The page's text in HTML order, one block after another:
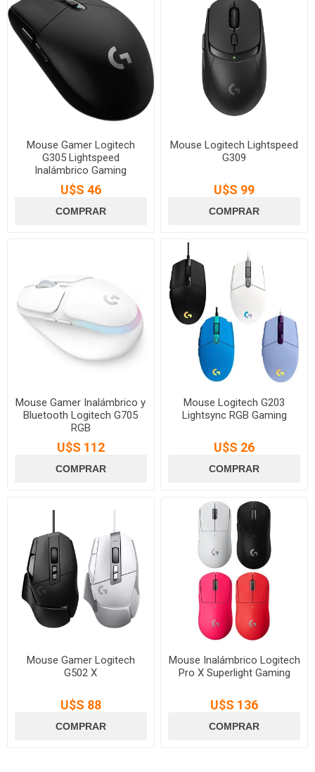
Mouse Gamer Logitech
G305 Lightspeed
Inalámbrico Gaming
U$S 46
Mouse Logitech Lightspeed
G309
U$S 99
Mouse Gamer Inalámbrico y
Bluetooth Logitech G705
RGB
U$S 112
Mouse Logitech G203
Lightsync RGB Gaming
U$S 26
Mouse Gamer Logitech
G502 X
U$S 88
Mouse Inalámbrico Logitech
Pro X Superlight Gaming
U$S 136